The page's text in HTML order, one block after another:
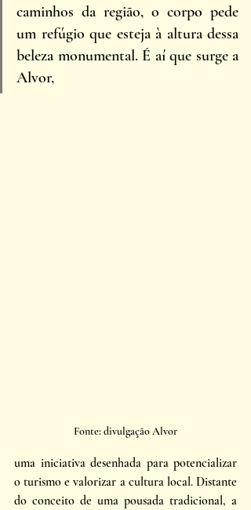
caminhos da região, o corpo pede
um refúgio que esteja à altura dessa
beleza monumental. É aí que surge a
Alvor,
Fonte: divulgação Alvor
uma iniciativa desenhada para potencializar
o turismo e valorizar a cultura local. Distante
do conceito de uma pousada tradicional, a